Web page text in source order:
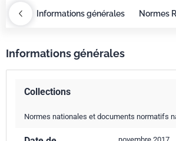
Informations générales Normes
Informations générales
Collections
Normes nationales et documents normatifs